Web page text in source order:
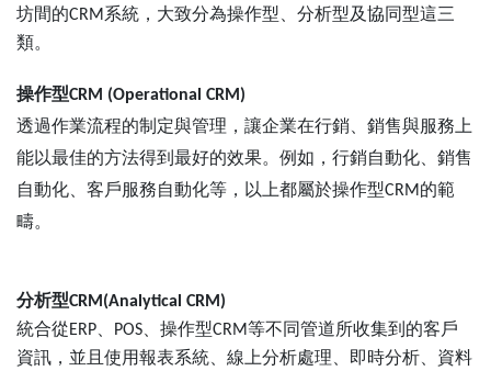
坊間的CRM系統，大致分為操作型、分析型及協同型這三
類。
操作型CRM (Operational CRM)
透過作業流程的制定與管理，讓企業在行銷、銷售與服務上
能以最佳的方法得到最好的效果。例如，行銷自動化、銷售
自動化、客戶服務自動化等，以上都屬於操作型CRM的範
疇。
分析型CRM(Analytical CRM)
統合從ERP、 POS、操作型CRM等不同管道所收集到的客戶
資訊，並且使用報表系統、線上分析處理、即時分析、資料